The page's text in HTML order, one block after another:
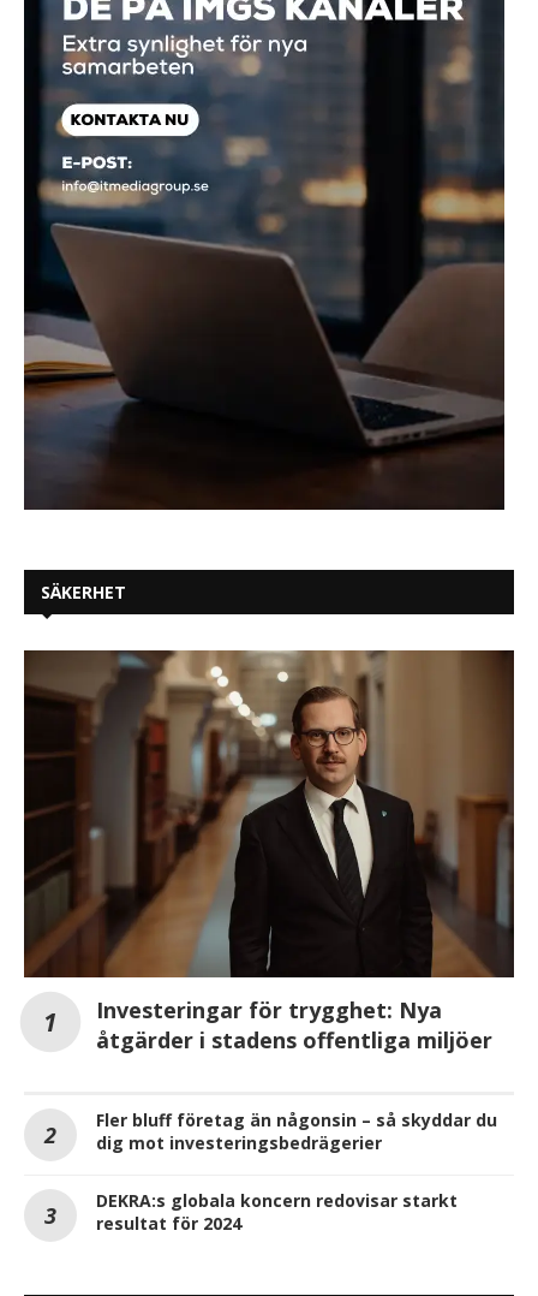
SÄKERHET
Investeringar för trygghet: Nya
åtgärder i stadens offentliga miljöer
Fler bluff företag än någonsin – så skyddar du
dig mot investeringsbedrägerier
DEKRA:s globala koncern redovisar starkt
resultat för 2024